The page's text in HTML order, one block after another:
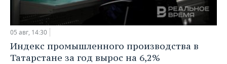
05 авг, 14:30
Индекс промышленного производства в
Татарстане за год вырос на 6,2%